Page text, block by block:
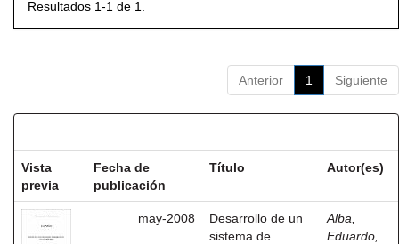
Resultados 1-1 de 1.
Anterior 1 Siguiente
Vista
previa
Fecha de
publicación
Título Autor(es)
may-2008
Desarrollo de un
sistema de
Alba,
Eduardo,